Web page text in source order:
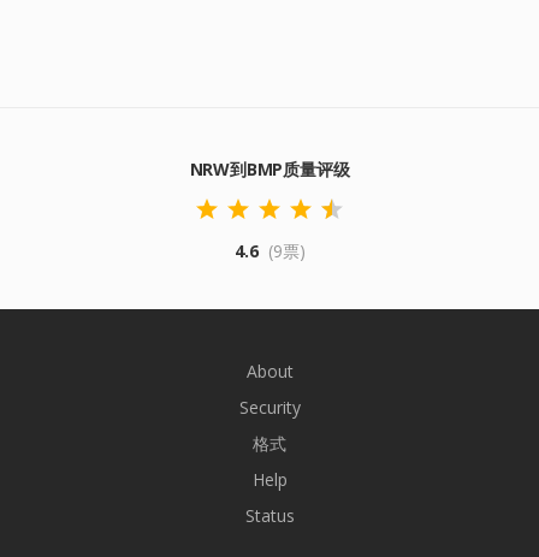
NRW到BMP质量评级
4.6 (9票)
About
Security
格式
Help
Status